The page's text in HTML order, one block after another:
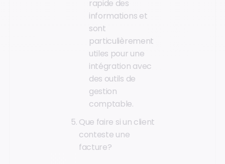
rapide des
informations et
sont
particulièrement
utiles pour une
intégration avec
des outils de
gestion
comptable.
Que faire si un client
conteste une
facture?